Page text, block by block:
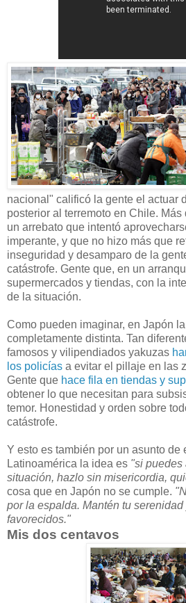
nacional" calificó la gente el actuar
posterior al terremoto en Chile.
un arrebato que intentó
imperante, y que no hizo más que
inseguridad y desamparo de la
catástrofe. Gente que, en un
supermercados y tiendas, con la
de la situación.
Como pueden imaginar, en Japón
completamente distinta. Tan
famosos y vilipendiados yakuzas
los policías a evitar el pillaje en las
Gente que hace fila en tiendas y
obtener lo que necesitan para
temor. Honestidad y orden sobre
catástrofe.
Y esto es también por un asunto de
Latinoamérica la idea es "si puedes
situación, hazlo sin misericordia,
cosa que en Japón no se cumple.
por la espalda. Mantén tu
favorecidos."
Mis dos centavos